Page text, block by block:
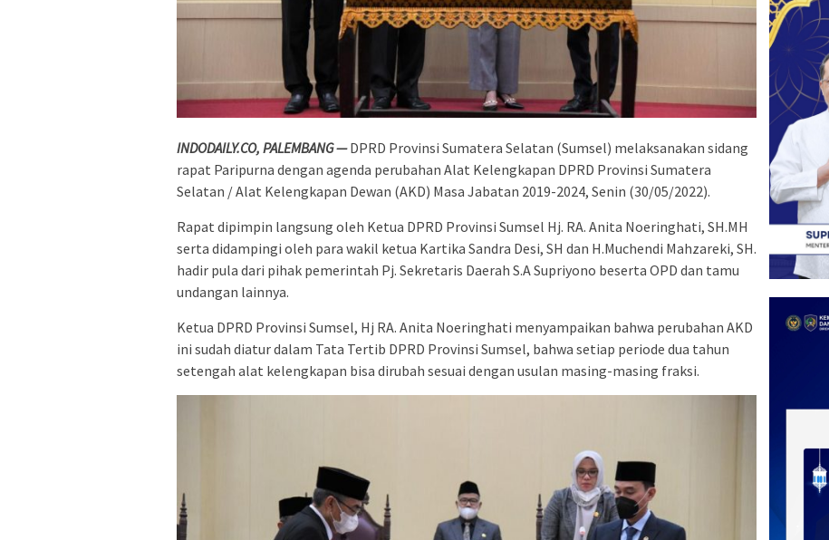
INDODAILY.CO, PALEMBANG —DPRD Provinsi Sumatera Selatan (Sumsel) melaksanakan sidang
rapat Paripurna dengan agenda perubahan Alat Kelengkapan DPRD Provinsi Sumatera
Selatan / Alat Kelengkapan Dewan (AKD) Masa Jabatan 2019-2024, Senin (30/05/2022).
Rapat dipimpin langsung oleh Ketua DPRD Provinsi Sumsel Hj. RA. Anita Noeringhati, SH.MH
serta didampingi oleh para wakil ketua Kartika Sandra Desi, SH dan H.Muchendi Mahzareki, SH.
hadir pula dari pihak pemerintah Pj. Sekretaris Daerah S.A Supriyono beserta OPD dan tamu
undangan lainnya.
Ketua DPRD Provinsi Sumsel, Hj RA. Anita Noeringhati menyampaikan bahwa perubahan AKD
ini sudah diatur dalam Tata Tertib DPRD Provinsi Sumsel, bahwa setiap periode dua tahun
setengah alat kelengkapan bisa dirubah sesuai dengan usulan masing-masing fraksi.